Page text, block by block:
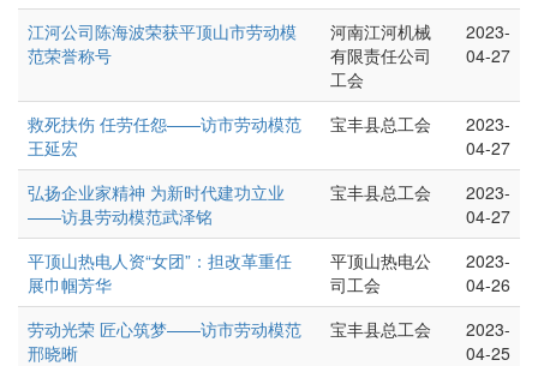
江河公司陈海波荣获平顶山市劳动模
范荣誉称号
河南江河机械
有限责任公司
工会
2023-
04-27
救死扶伤 任劳任怨——访市劳动模范
王延宏
宝丰县总工会
2023-
04-27
弘扬企业家精神 为新时代建功立业
——访县劳动模范武泽铭
宝丰县总工会
2023-
04-27
平顶山热电人资“女团”：担改革重任
展巾帼芳华
平顶山热电公
司工会
2023-
04-26
劳动光荣 匠心筑梦——访市劳动模范
邢晓晰
宝丰县总工会
2023-
04-25